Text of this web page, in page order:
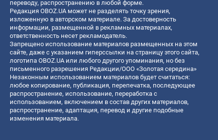
переводу, распространению в любой форме.
Редакция OBOZ.UA может не разделять точку зрения,
изложенную в авторском материале. За достоверность
информации, размещенной в рекламных материалах,
ответственность несет рекламодатель.
Запрещено использование материалов размещенных на этом
сайте, даже с указанием гиперссылки на страницу этого сайта,
логотипа OBOZ.UA или любого другого упоминания, но без
письменного разрешения Редакции/ООО «Золотая середина»
Незаконным использованием материалов будет считаться:
любое копирование, публикация, перепечатка, последующее
распространение, использование, переработка с
использованием, включением в состав других материалов,
распространение, адаптация, перевод и другие подобные
изменения материала.